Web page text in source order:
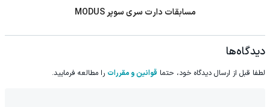
مسابقات دارت سری سوپر MODUS
دیدگاه‌ها
لطفا قبل از ارسال دیدگاه خود، حتما قوانین و مقررات را مطالعه فرمایید.